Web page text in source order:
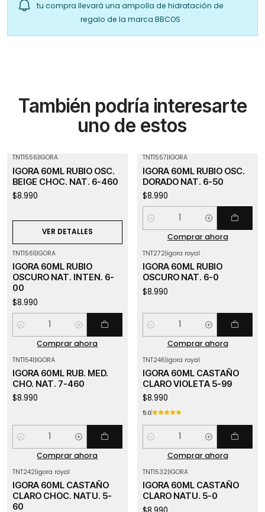
tu compra llevará una ampolla de hidratación de
regalo de la marca BBCOS
También podría interesarte
uno de estos
TNT1556|IGORA
IGORA 60ML RUBIO OSC.
BEIGE CHOC. NAT. 6-460
$8.990
VER DETALLES
TNT1557|IGORA
IGORA 60ML RUBIO OSC.
DORADO NAT. 6-50
$8.990
Cantidad
Comprar ahora
TNT1561|IGORA
IGORA 60ML RUBIO
OSCURO NAT. INTEN. 6-
00
$8.990
Cantidad
Comprar ahora
TNT272|igora royal
IGORA 60ML RUBIO
OSCURO NAT. 6-0
$8.990
Cantidad
Comprar ahora
TNT1541|IGORA
IGORA 60ML RUB. MED.
CHO. NAT. 7-460
$8.990
Cantidad
Comprar ahora
TNT246|igora royal
IGORA 60ML CASTAÑO
CLARO VIOLETA 5-99
$8.990
5.0
Cantidad
Comprar ahora
TNT242|igora royal
IGORA 60ML CASTAÑO
CLARO CHOC. NATU. 5-
60
TNT1532|IGORA
IGORA 60ML CASTAÑO
CLARO NATU. 5-0